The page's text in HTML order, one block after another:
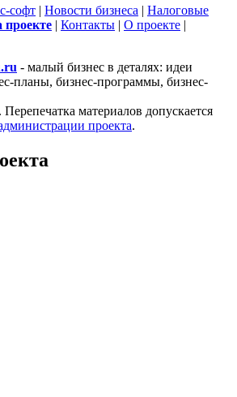
софт | Новости бизнеса | Налоговые
проекте | Контакты | О проекте |
- малый бизнес в деталях: идеи
планы, бизнес-программы, бизнес-
материалов допускается
проекта.